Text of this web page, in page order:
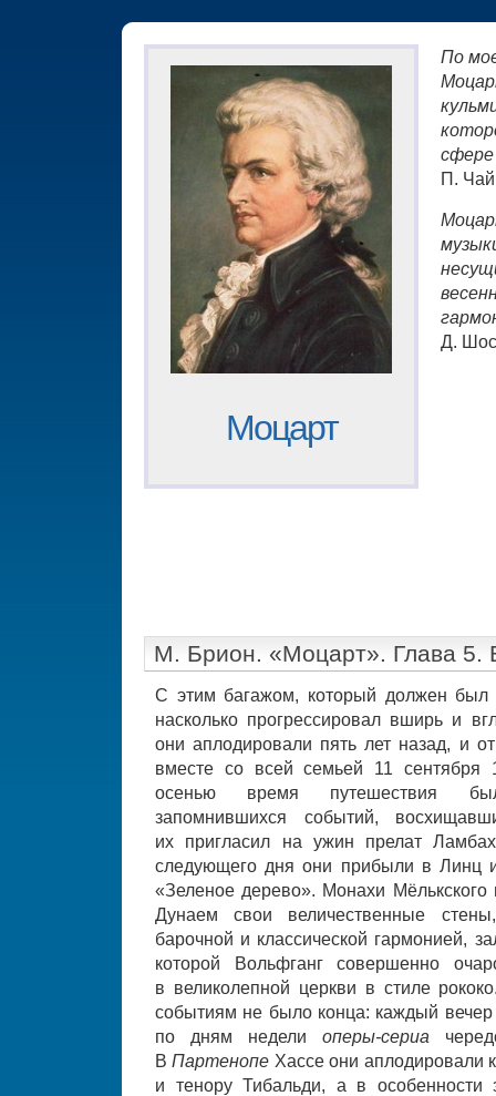
Моцарт
По
П.
Д.
М. Брион. «Моцарт». Глава 5.
С этим багажом, который должен был
насколько прогрессировал вширь и
они аплодировали пять лет назад, и
вместе со всей семьей 11 сентября
осенью время путешествия
запомнившихся событий,
их пригласил на ужин прелат
следующего дня они прибыли в Линц и
«Зеленое дерево». Монахи
Дунаем свои величественные
барочной и классической гармонией,
которой Вольфганг совершенно
в великолепной церкви в стиле
событиям не было конца: каждый
по дням недели оперы-сериа
ВПартенопе Хассе они аплодировали
и тенору Тибальди, а в особенности